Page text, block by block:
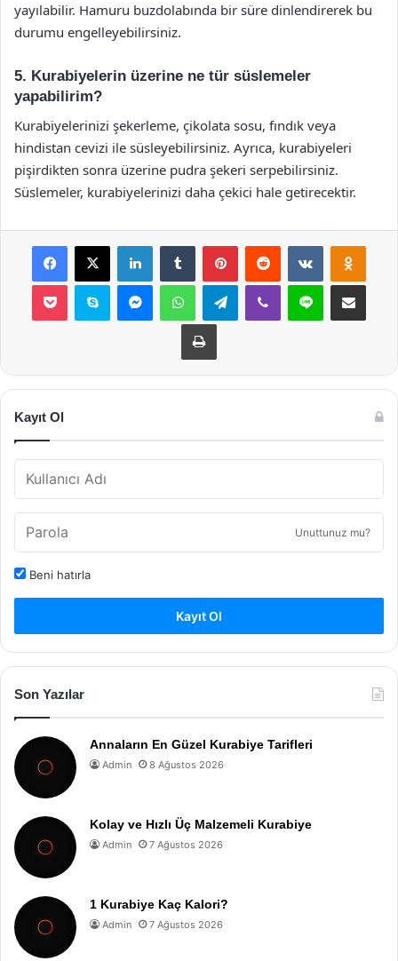
yayılabilir. Hamuru buzdolabında bir süre dinlendirerek bu
durumu engelleyebilirsiniz.
5. Kurabiyelerin üzerine ne tür süslemeler
yapabilirim?
Kurabiyelerinizi şekerleme, çikolata sosu, fındık veya
hindistan cevizi ile süsleyebilirsiniz. Ayrıca, kurabiyeleri
pişirdikten sonra üzerine pudra şekeri serpebilirsiniz.
Süslemeler, kurabiyelerinizi daha çekici hale getirecektir.
Facebook
X LinkedInTumblr PinterestReddit VKontakte
Pocket Skype MessengerWhatsAppTelegramViber Line E-Posta ile
Yazdır
Kayıt Ol
Unuttunuz mu?
Beni hatırla
Kayıt Ol
Son Yazılar
Annaların En Güzel Kurabiye Tarifleri
Admin 8 Ağustos 2026
Kolay ve Hızlı Üç Malzemeli Kurabiye
Admin 7 Ağustos 2026
1 Kurabiye Kaç Kalori?
Admin 7 Ağustos 2026